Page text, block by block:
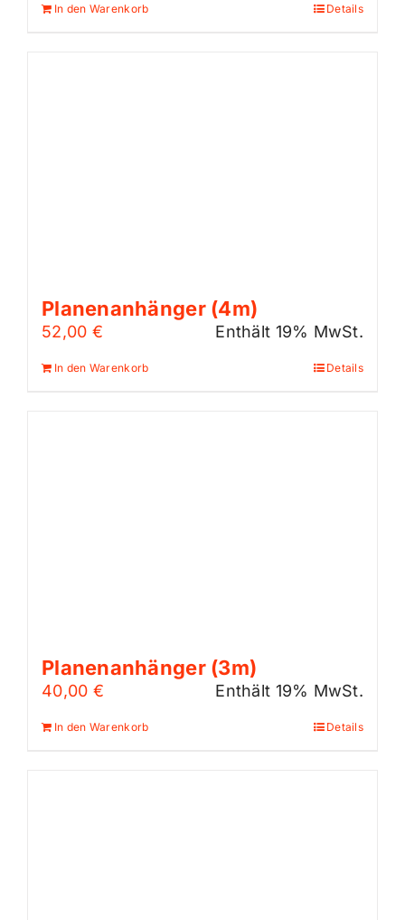
In den Warenkorb Details
Planenanhänger (4m)
52,00 € Enthält 19% MwSt.
In den Warenkorb Details
Planenanhänger (3m)
40,00 € Enthält 19% MwSt.
In den Warenkorb Details